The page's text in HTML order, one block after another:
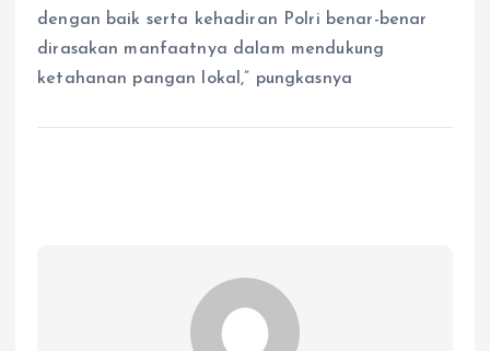
dengan baik serta kehadiran Polri benar-benar
dirasakan manfaatnya dalam mendukung
ketahanan pangan lokal,” pungkasnya